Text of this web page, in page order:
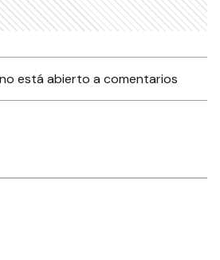
está abierto a comentarios